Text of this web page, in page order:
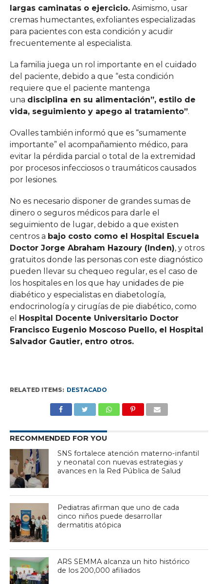
largas caminatas o ejercicio.Asimismo, usar
cremas humectantes, exfoliantes especializadas
para pacientes con esta condición y acudir
frecuentemente al especialista.
La familia juega un rol importante en el cuidado
del paciente, debido a que “esta condición
requiere que el paciente mantenga
una disciplina en su alimentación”, estilo de
vida, seguimiento y apego al tratamiento”.
Ovalles también informó que es “sumamente
importante” el acompañamiento médico, para
evitar la pérdida parcial o total de la extremidad
por procesos infecciosos o traumáticos causados
por lesiones.
No es necesario disponer de grandes sumas de
dinero o seguros médicos para darle el
seguimiento de lugar, debido a que existen
centros a bajo costo como el Hospital Escuela
Doctor Jorge Abraham Hazoury (Inden), y otros
gratuitos donde las personas con este diagnóstico
pueden llevar su chequeo regular, es el caso de
los hospitales en los que hay unidades de pie
diabético y especialistas en diabetología,
endocrinología y cirugías de pie diabético, como
el Hospital Docente Universitario Doctor
Francisco Eugenio Moscoso Puello, el Hospital
Salvador Gautier, entro otros.
RELATED ITEMS: DESTACADO
RECOMMENDED FOR YOU
SNS fortalece atención materno-infantil
y neonatal con nuevas estrategias y
avances en la Red Pública de Salud
Pediatras afirman que uno de cada
cinco niños puede desarrollar
dermatitis atópica
ARS SEMMA alcanza un hito histórico
de los 200,000 afiliados